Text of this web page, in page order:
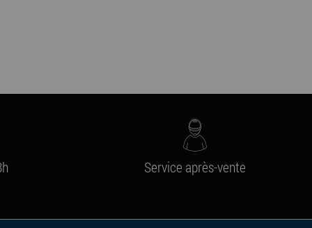
Service après-vente